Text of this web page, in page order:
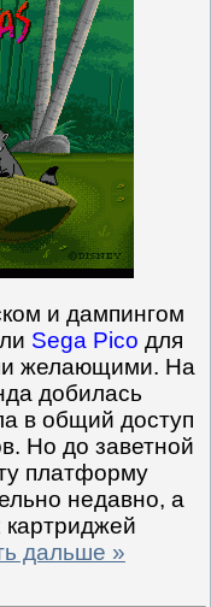
и дампингом
Sega Pico для
желающими. На
добилась
в общий доступ
Но до заветной
платформу
недавно, а
дальше »